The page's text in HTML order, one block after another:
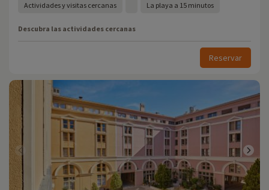
Actividades y visitas cercanas La playa a 15 minutos
Descubra las actividades cercanas
Reservar